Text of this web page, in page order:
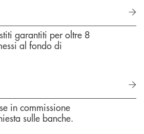
garantiti per oltre 8
al fondo di
in commissione
sulle banche.